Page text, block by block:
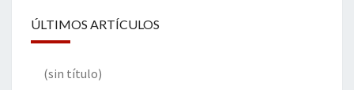
ÚLTIMOS ARTÍCULOS
(sin título)